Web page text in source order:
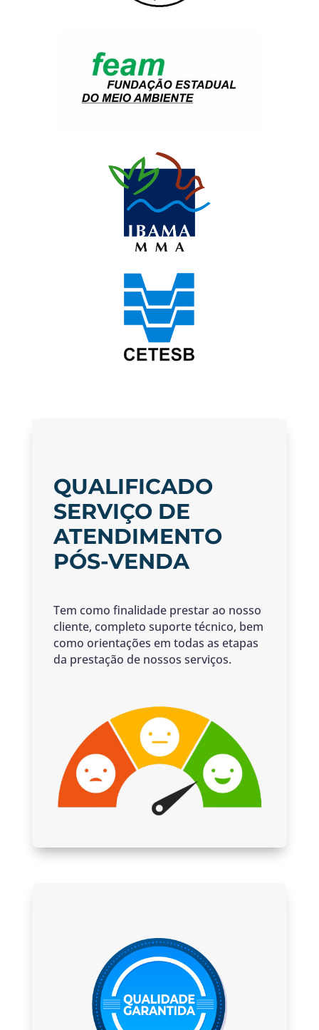
QUALIFICADO
SERVIÇO DE
ATENDIMENTO
PÓS-VENDA
Tem como finalidade prestar ao nosso
cliente, completo suporte técnico, bem
como orientações em todas as etapas
da prestação de nossos serviços.